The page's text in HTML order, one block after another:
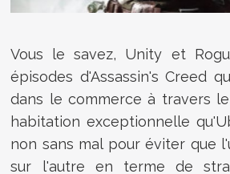
Vous le savez, Unity et
épisodes d'Assassin's Creed
dans le commerce à travers
habitation exceptionnelle
non sans mal pour éviter que
sur l'autre en terme de